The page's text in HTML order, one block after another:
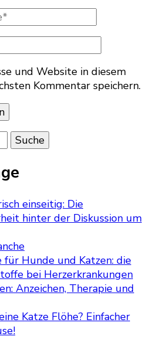
und Website in diesem
Kommentar speichern.
einseitig: Die
hinter der Diskussion um
für Hunde und Katzen: die
bei Herzerkrankungen
Anzeichen, Therapie und
Katze Flöhe? Einfacher